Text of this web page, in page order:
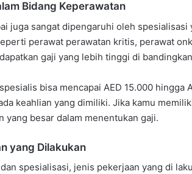
Bidang Keperawatan
juga sangat dipengaruhi oleh
perawat perawatan kritis, perawat
gaji yang lebih tinggi di
bisa mencapai AED 15.000 hingga
keahlian yang dimiliki. Jika kamu
yang besar dalam menentukan gaji.
yang Dilakukan
spesialisasi, jenis pekerjaan yang di